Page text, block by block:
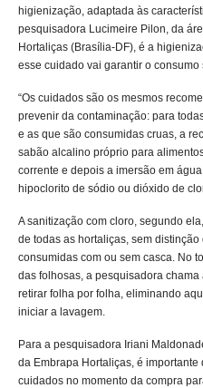
higienização, adaptada às
pesquisadora Lucimeire Pilon, da
Hortaliças (Brasília-DF), é a
esse cuidado vai garantir o
“Os cuidados são os mesmos
prevenir da contaminação: para
e as que são consumidas cruas, a
sabão alcalino próprio para
corrente e depois a imersão em
hipoclorito de sódio ou dióxido de
A sanitização com cloro, segundo
de todas as hortaliças, sem
consumidas com ou sem casca. No
das folhosas, a pesquisadora
retirar folha por folha, eliminando
iniciar a lavagem.
Para a pesquisadora Iriani
da Embrapa Hortaliças, é
cuidados no momento da compra